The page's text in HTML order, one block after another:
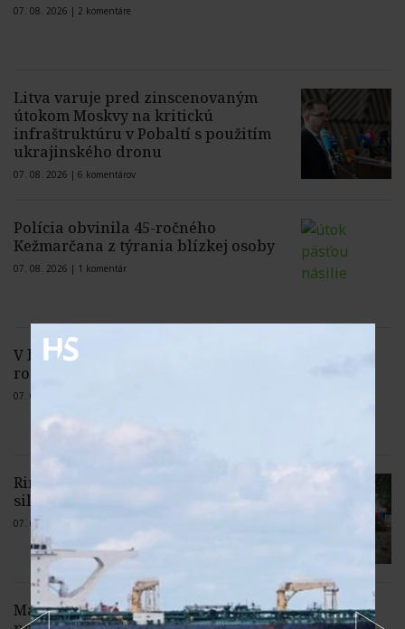
07. 08. 2026 | 2 komentáre
Litva varuje pred zinscenovaným
útokom Moskvy na kritickú
infraštruktúru v Pobaltí s použitím
ukrajinského dronu
07. 08. 2026 | 6 komentárov
Polícia obvinila 45-ročného
Kežmarčana z týrania blízkej osoby
07. 08. 2026 | 1 komentár
V bikeparku Malinô Brdo sa zranil 20-
ročný cyklista
07. 08. 2026 |
Rimavskú Sobotu a okolie zasiahla
silná búrka, padali stromy
07. 08. 2026 |
Madrid pohrozil Rímu